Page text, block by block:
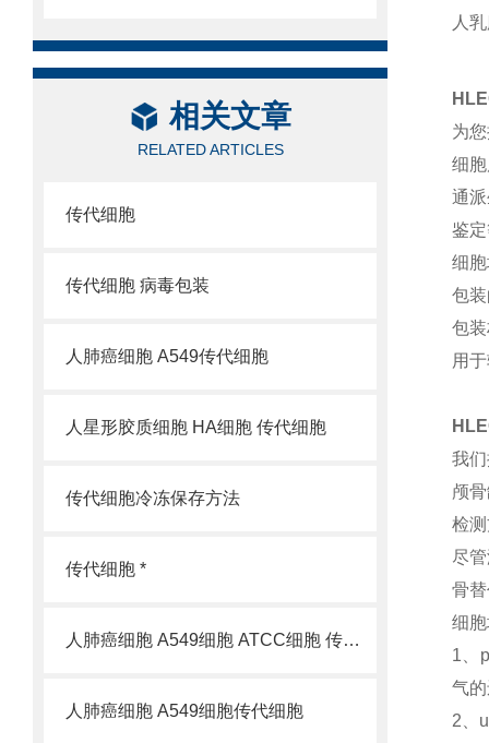
相关文章
RELATED ARTICLES
传代细胞
传代细胞 病毒包装
人肺癌细胞 A549传代细胞
人星形胶质细胞 HA细胞 传代细胞
传代细胞冷冻保存方法
传代细胞 *
人肺癌细胞 A549细胞 ATCC细胞 传代细胞
人肺癌细胞 A549细胞传代细胞
人
为
细
通
鉴
细
包
包
用
我
颅
检
尽
骨
细
1、
气
2、